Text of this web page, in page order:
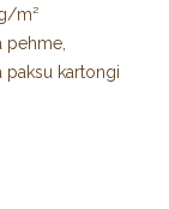
m²
pehme,
paksu kartongi